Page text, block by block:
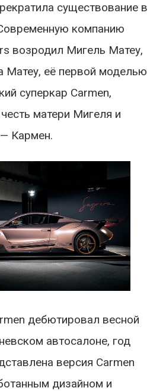
существование в
компанию
возродил Мигель Матеу,
Матеу, её первой моделью
суперкар Carmen,
матери Мигеля и
Кармен.
дебютировал весной
автосалоне, год
версия Carmen
дизайном и